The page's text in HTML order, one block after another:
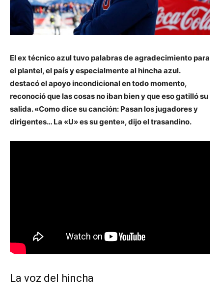
El ex técnico azul tuvo palabras de agradecimiento para
el plantel, el país y especialmente al hincha azul.
destacó el apoyo incondicional en todo momento,
reconoció que las cosas no iban bien y que eso gatilló su
salida. «Como dice su canción: Pasan los jugadores y
dirigentes… La «U» es su gente», dijo el trasandino.
La voz del hincha